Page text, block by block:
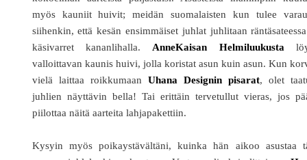
myös kauniit huivit; meidän suomalaisten kun tulee
siihenkin, että kesän ensimmäiset juhlat juhlitaan
käsivarret kananlihalla. AnneKaisan Helmiluukusta
valloittavan kaunis huivi, jolla koristat asun kuin asun. Kun
vielä laittaa roikkumaan Uhana Designin pisarat, olet
juhlien näyttävin bella! Tai erittäin tervetullut vieras, jos
piilottaa näitä aarteita lahjapakettiin.
Kysyin myös poikaystävältäni, kuinka hän aikoo asustaa